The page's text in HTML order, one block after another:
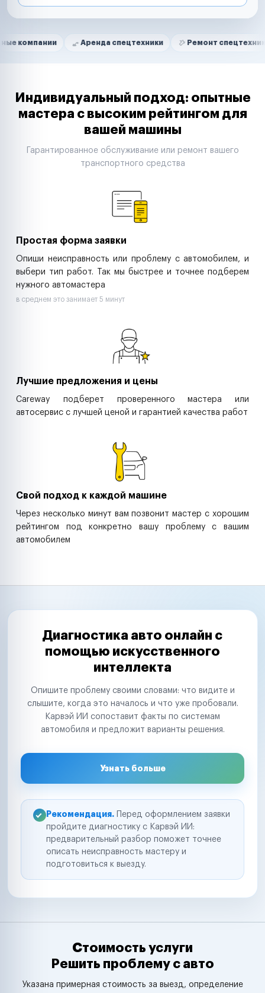
Нам доверяют
Аренда спецтехники Ремонт спецтехники
Маркетплейсы
Таксопарки
Автодилеры
Строительные компании
Аренда спецтехники
Индивидуальный подход: опытные
мастера с высоким рейтингом для
вашей машины
Гарантированное обслуживание или ремонт вашего
транспортного средства
Простая форма заявки
Опиши неисправность или проблему с автомобилем, и
выбери тип работ. Так мы быстрее и точнее подберем
нужного автомастера
в среднем это занимает 5 минут
Лучшие предложения и цены
Careway подберет проверенного мастера или
автосервис с лучшей ценой и гарантией качества работ
Свой подход к каждой машине
Через несколько минут вам позвонит мастер с хорошим
рейтингом под конкретно вашу проблему с вашим
автомобилем
Диагностика авто онлайн с
помощью искусственного
интеллекта
Опишите проблему своими словами: что видите и
слышите, когда это началось и что уже пробовали.
Карвэй ИИ сопоставит факты по системам
автомобиля и предложит варианты решения.
Узнать больше
Рекомендация. Перед оформлением заявки
пройдите диагностику с Карвэй ИИ:
предварительный разбор поможет точнее
описать неисправность мастеру и
подготовиться к выезду.
Стоимость услуги
Решить проблему с авто
Указана примерная стоимость за выезд, определение